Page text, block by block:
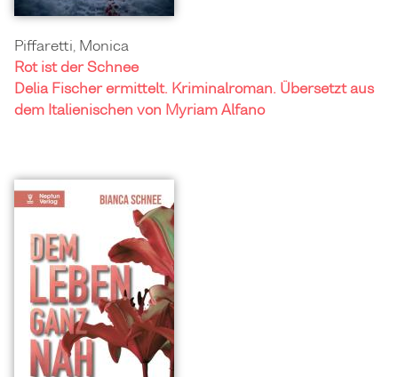
Piffaretti, Monica
Rot ist der Schnee
Delia Fischer ermittelt. Kriminalroman. Übersetzt aus
dem Italienischen von Myriam Alfano